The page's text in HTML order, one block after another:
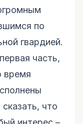
по
гвардией.
часть,
время
что